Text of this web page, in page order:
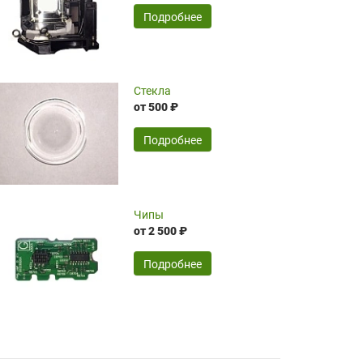
временные затраты по достаточно
оптимизированной стоимости, чему
чрезмерно благодарны!)))
SERGEY FOURSOV,24.04.2026
широкий ассортимент ламп, как оригиналов,
так и аналогов.Быстрое оформление и
передача в доставку, приемлемые цены. Мне
понравилось.
Читать полностью
16.04.2026
Подробнее
Стекла
от 500 ₽
Подробнее
Чипы
от 2 500 ₽
Подробнее